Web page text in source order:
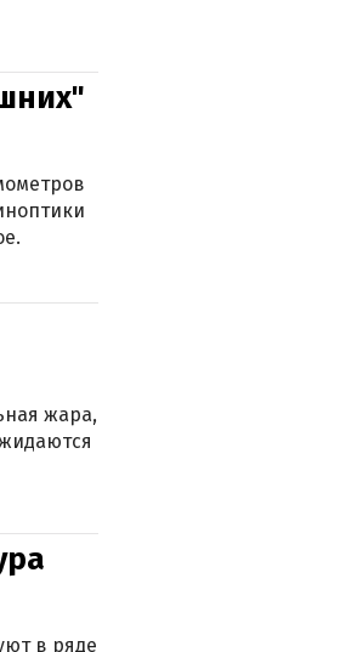
жара,
в ряде